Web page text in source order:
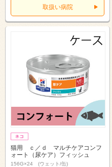
取扱い病院
猫用 ｃ／ｄ マルチケアコンフ
ォート（尿ケア）フィッシュ
156G×24 (ウェット/缶)